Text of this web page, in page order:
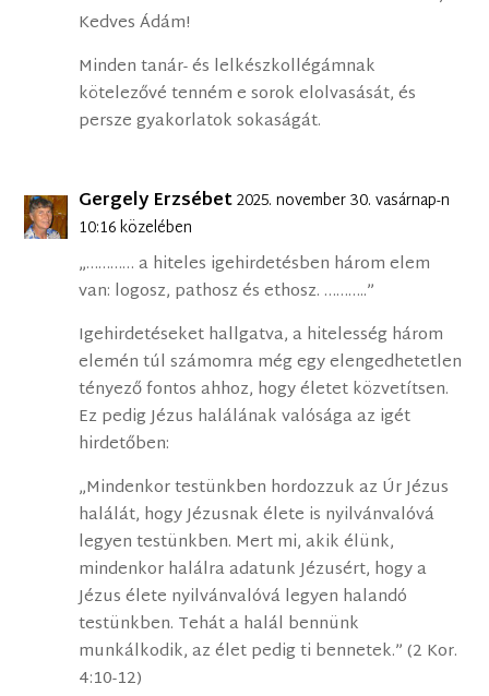
Kedves Ádám!
Minden tanár- és lelkészkollégámnak
kötelezővé tenném e sorok elolvasását, és
persze gyakorlatok sokaságát.
Gergely Erzsébet2025. november 30. vasárnap-n
10:16 közelében
„………… a hiteles igehirdetésben három elem
van: logosz, pathosz és ethosz. ………..”
Igehirdetéseket hallgatva, a hitelesség három
elemén túl számomra még egy elengedhetetlen
tényező fontos ahhoz, hogy életet közvetítsen.
Ez pedig Jézus halálának valósága az igét
hirdetőben:
„Mindenkor testünkben hordozzuk az Úr Jézus
halálát, hogy Jézusnak élete is nyilvánvalóvá
legyen testünkben. Mert mi, akik élünk,
mindenkor halálra adatunk Jézusért, hogy a
Jézus élete nyilvánvalóvá legyen halandó
testünkben. Tehát a halál bennünk
munkálkodik, az élet pedig ti bennetek.” (2 Kor.
4:10-12)